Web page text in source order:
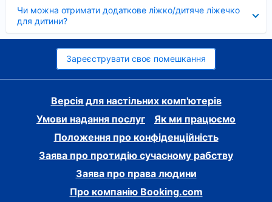
Чи можна отримати додаткове ліжко/дитяче ліжечко
для дитини?
Зареєструвати своє помешкання
Версія для настільних комп'ютерів
Умови надання послуг
Як ми працюємо
Положення про конфіденційність
Заява про протидію сучасному рабству
Заява про права людини
Про компанію Booking.com